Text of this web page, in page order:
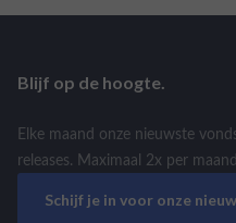
Blijf op de hoogte.
Elke maand onze nieuwste
releases. Maximaal 2x per
Schijf je in voor onze